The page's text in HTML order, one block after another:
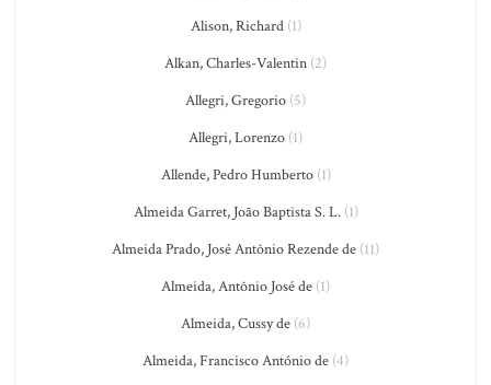
Alison, Richard(1)
Alkan, Charles-Valentin (2)
Allegri, Gregorio (5)
Allegri, Lorenzo (1)
Allende, Pedro Humberto(1)
Almeida Garret, João Baptista S. L.(1)
Almeida Prado, José Antônio Rezende de (11)
Almeida, Antônio José de (1)
Almeida, Cussy de (6)
Almeida, Francisco António de (4)